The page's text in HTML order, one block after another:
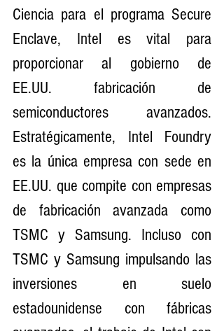
Ciencia para el programa Secure
Enclave, Intel es vital para
proporcionar al gobierno de
EE.UU. fabricación de
semiconductores avanzados.
Estratégicamente, Intel Foundry
es la única empresa con sede en
EE.UU. que compite con empresas
de fabricación avanzada como
TSMC y Samsung. Incluso con
TSMC y Samsung impulsando las
inversiones en suelo
estadounidense con fábricas